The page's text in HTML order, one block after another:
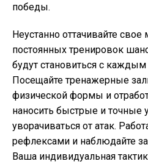
победы.
Неустанно оттачивайте свое
постоянных тренировок
будут становиться с
Посещайте тренажерные
физической формы и
наносить быстрые и точные
уворачиваться от атак.
рефлексами и наблюдайте
Ваша индивидуальная